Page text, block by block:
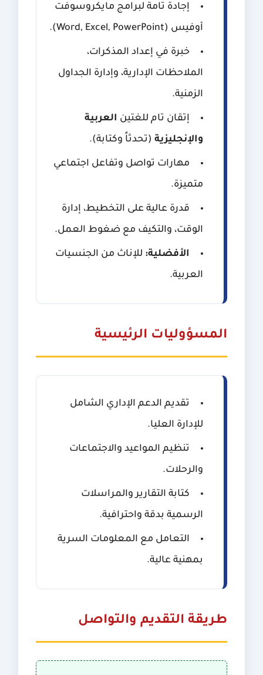
إجادة تامة لبرامج مايكروسوفت
أوفيس (Word, Excel, PowerPoint).
خبرة في إعداد المذكرات،
الملاحظات الإدارية، وإدارة الجداول
الزمنية.
إتقان تام للغتين العربية
والإنجليزية (تحدثاً وكتابة).
مهارات تواصل وتفاعل اجتماعي
متميزة.
قدرة عالية على التخطيط، إدارة
الوقت، والتكيف مع ضغوط العمل.
الأفضلية: للإناث من الجنسيات
العربية.
المسؤوليات الرئيسية
تقديم الدعم الإداري الشامل
للإدارة العليا.
تنظيم المواعيد والاجتماعات
والرحلات.
كتابة التقارير والمراسلات
الرسمية بدقة واحترافية.
التعامل مع المعلومات السرية
بمهنية عالية.
طريقة التقديم والتواصل